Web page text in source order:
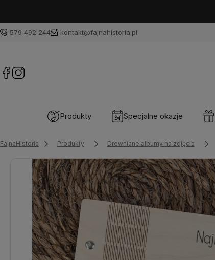
579 492 244 kontakt@fajnahistoria.pl
Produkty Specjalne okazje
FajnaHistoria Produkty Drewniane albumy na zdjęcia